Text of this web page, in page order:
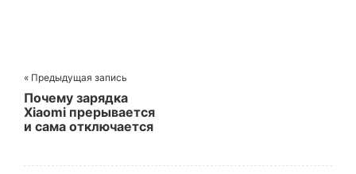
« Предыдущая запись
Почему зарядка
Xiaomi прерывается
и сама отключается